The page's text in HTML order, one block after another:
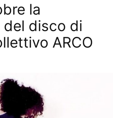
la
del disco di
ARCO